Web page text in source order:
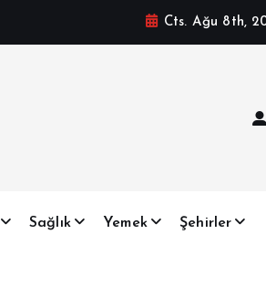
Cts. Ağu 8th,
Sağlık Yemek Şehirler